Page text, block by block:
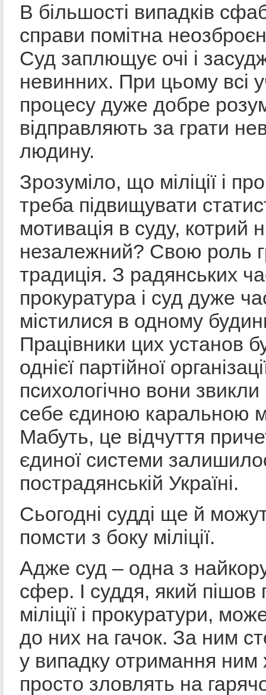
В більшості випадків
справи помітна
Суд заплющує очі і
невинних. При цьому всі
процесу дуже добре
відправляють за грати
людину.
Зрозуміло, що міліції і
треба підвищувати
мотивація в суду, котрий
незалежний? Свою роль
традиція. З радянських
прокуратура і суд дуже
містилися в одному
Працівники цих установ
однієї партійної
психологічно вони
себе єдиною каральною
Мабуть, це відчуття
єдиної системи
пострадянській Україні.
Сьогодні судді ще й
помсти з боку міліції.
Адже суд – одна з
сфер. І суддя, який пішов
міліції і прокуратури,
до них на гачок. За ним
у випадку отримання ним
просто зловлять на